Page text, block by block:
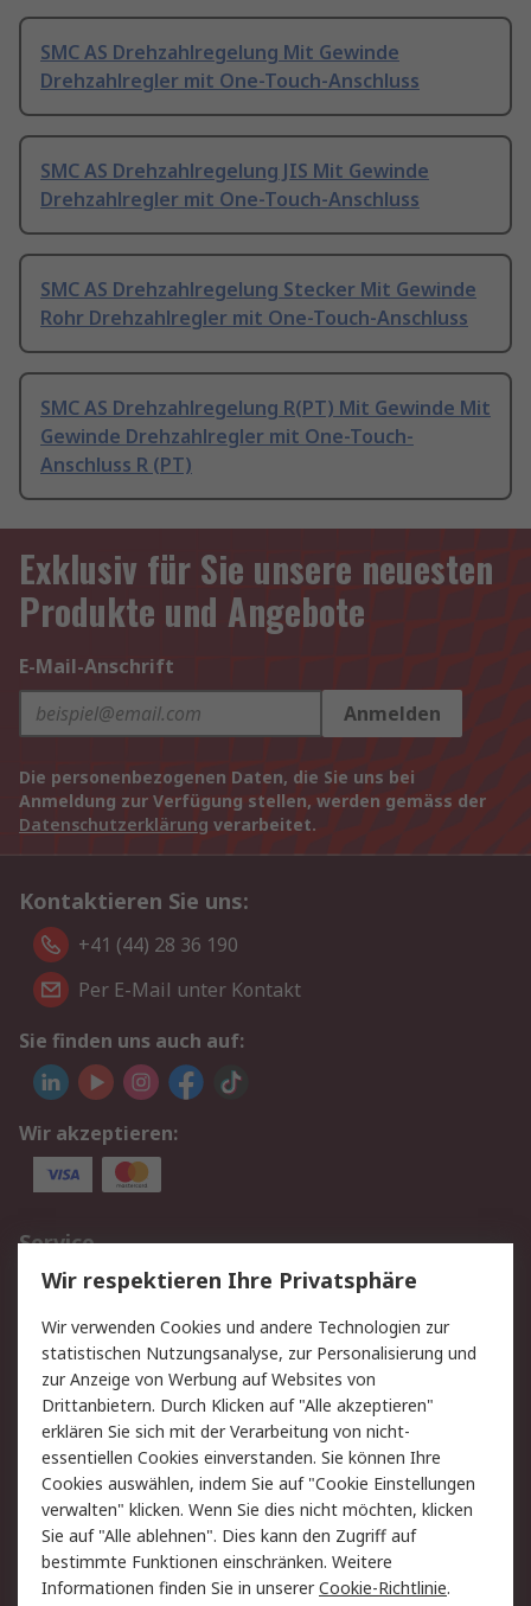
SMC AS Drehzahlregelung Mit Gewinde
Drehzahlregler mit One-Touch-Anschluss
SMC AS Drehzahlregelung JIS Mit Gewinde
Drehzahlregler mit One-Touch-Anschluss
SMC AS Drehzahlregelung Stecker Mit Gewinde
Rohr Drehzahlregler mit One-Touch-Anschluss
SMC AS Drehzahlregelung R(PT) Mit Gewinde Mit
Gewinde Drehzahlregler mit One-Touch-
Anschluss R (PT)
Exklusiv für Sie unsere neuesten
Produkte und Angebote
E-Mail-Anschrift
Anmelden
Die personenbezogenen Daten, die Sie uns bei
Anmeldung zur Verfügung stellen, werden gemäss der
Datenschutzerklärung verarbeitet.
Kontaktieren Sie uns:
+41 (44) 28 36 190
Per E-Mail unter Kontakt
Sie finden uns auch auf:
Wir akzeptieren:
Service
Value Added Services
Lieferlösungen
Rücksendungen
Kontakt
Hilfe
Rechtliches
AGB
Datenschutz
Cookie-Richtlinie
Zahlungsbedingungen
Copyright/Impressum
Über RS
Wir respektieren Ihre Privatsphäre
Wir verwenden Cookies und andere Technologien zur
statistischen Nutzungsanalyse, zur Personalisierung und
zur Anzeige von Werbung auf Websites von
Drittanbietern. Durch Klicken auf "Alle akzeptieren"
erklären Sie sich mit der Verarbeitung von nicht-
essentiellen Cookies einverstanden. Sie können Ihre
Cookies auswählen, indem Sie auf "Cookie Einstellungen
verwalten" klicken. Wenn Sie dies nicht möchten, klicken
Sie auf "Alle ablehnen". Dies kann den Zugriff auf
bestimmte Funktionen einschränken. Weitere
Informationen finden Sie in unsererCookie-Richtlinie.